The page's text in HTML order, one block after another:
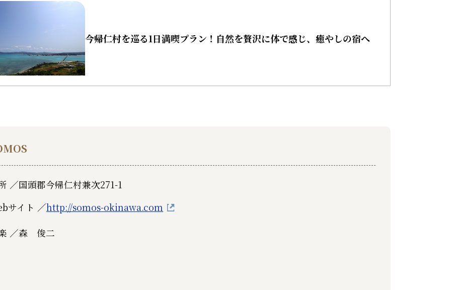
今帰仁村を巡る1日満喫プラン！自然を贅沢に体で感じ、癒やしの宿へ
／国頭郡今帰仁村兼次271-1
サイト ／http://somos-okinawa.com
／森 俊二